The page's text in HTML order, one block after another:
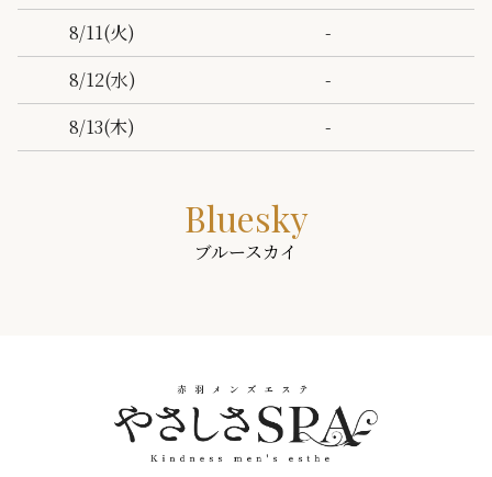
8/11(火)
-
8/12(水)
-
8/13(木) -
Bluesky
ブルースカイ